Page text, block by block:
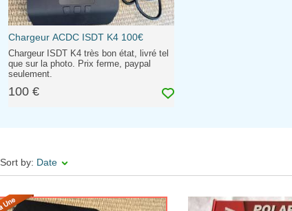
Chargeur ACDC ISDT K4 100€
Chargeur ISDT K4 très bon état, livré tel
que sur la photo. Prix ferme, paypal
seulement.
100 €
Sort by: Date